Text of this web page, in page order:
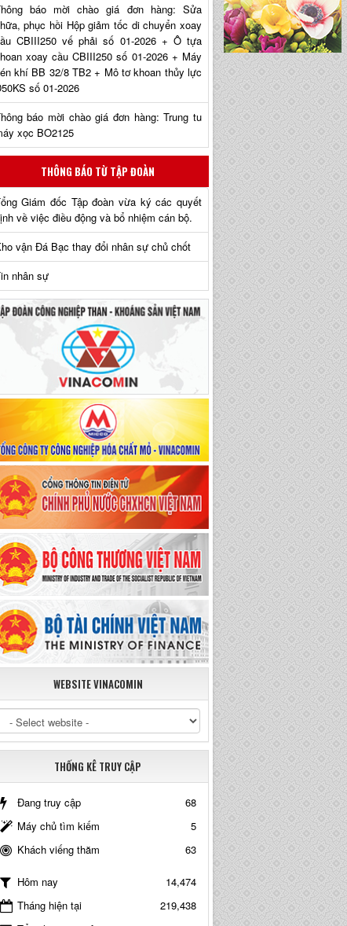
báo mời chào giá đơn hàng: Sửa
phục hồi Hộp giảm tốc di chuyển xoay
CBIII250 vế phải số 01-2026 + Ô tựa
xoay cầu CBIII250 số 01-2026 + Máy
khí BB 32/8 TB2 + Mô tơ khoan thủy lực
số 01-2026
báo mời chào giá đơn hàng: Trung tu
xọc BO2125
THÔNG BÁO TỪ TẬP ĐOÀN
Giám đốc Tập đoàn vừa ký các quyết
về việc điều động và bổ nhiệm cán bộ.
vận Đá Bạc thay đổi nhân sự chủ chốt
nhân sự
WEBSITE VINACOMIN
THỐNG KÊ TRUY CẬP
Đang truy cập
68
Máy chủ tìm kiếm
5
Khách viếng thăm
63
Hôm nay
14,474
Tháng hiện tại
219,438